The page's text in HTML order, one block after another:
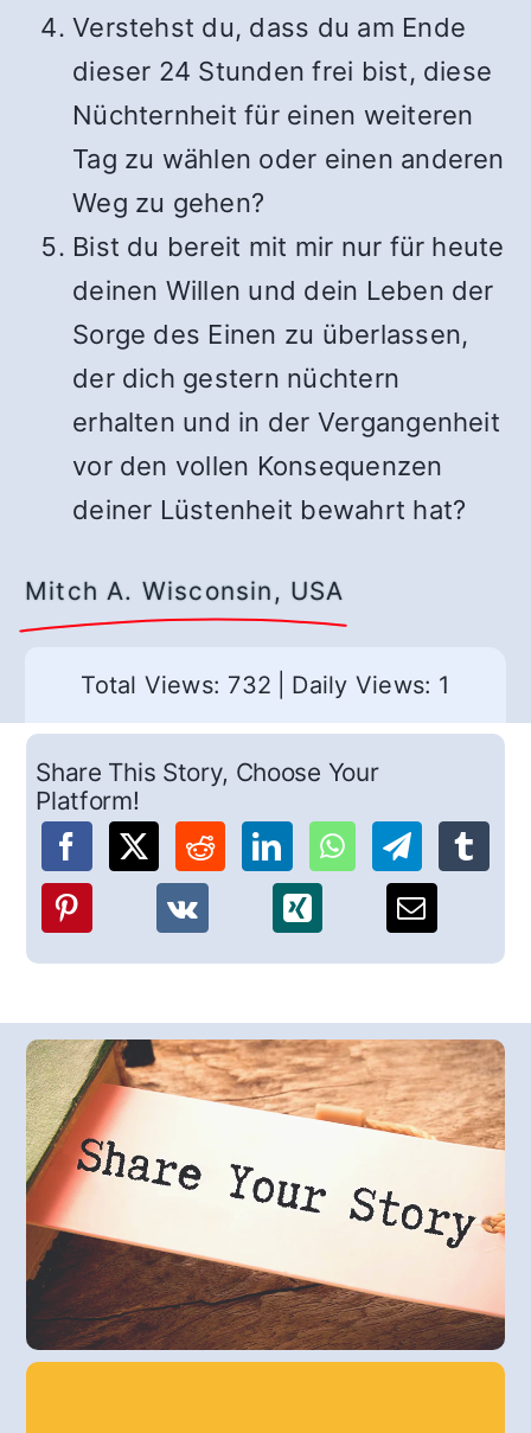
Verstehst du, dass du am Ende
dieser 24 Stunden frei bist, diese
Nüchternheit für einen weiteren
Tag zu wählen oder einen anderen
Weg zu gehen?
Bist du bereit mit mir nur für heute
deinen Willen und dein Leben der
Sorge des Einen zu überlassen,
der dich gestern nüchtern
erhalten und in der Vergangenheit
vor den vollen Konsequenzen
deiner Lüstenheit bewahrt hat?
Mitch A. Wisconsin, USA
Total Views: 732 Daily Views: 1
Share This Story, Choose Your
Platform!